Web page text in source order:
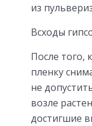
из
Всходы
После того,
пленку
не
возле
достигшие